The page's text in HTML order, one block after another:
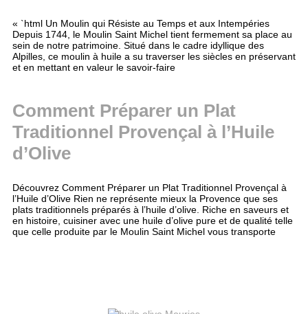
« `html Un Moulin qui Résiste au Temps et aux Intempéries
Depuis 1744, le Moulin Saint Michel tient fermement sa place au
sein de notre patrimoine. Situé dans le cadre idyllique des
Alpilles, ce moulin à huile a su traverser les siècles en préservant
et en mettant en valeur le savoir-faire
Comment Préparer un Plat
Traditionnel Provençal à l’Huile
d’Olive
Découvrez Comment Préparer un Plat Traditionnel Provençal à
l’Huile d’Olive Rien ne représente mieux la Provence que ses
plats traditionnels préparés à l’huile d’olive. Riche en saveurs et
en histoire, cuisiner avec une huile d’olive pure et de qualité telle
que celle produite par le Moulin Saint Michel vous transporte